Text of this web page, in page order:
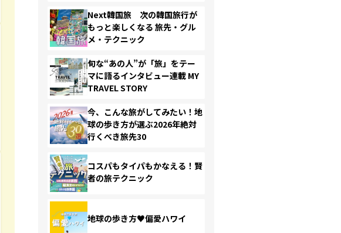
Next韓国旅 次の韓国旅行が
もっと楽しくなる 旅先・グル
メ・テクニック
旬な“あの人”が「旅」をテー
マに語るインタビュー連載 MY
TRAVEL STORY
今、こんな旅がしてみたい！地
球の歩き方が選ぶ2026年絶対
行くべき旅先30
コスパもタイパもかなえる！賢
者の旅テクニック
地球の歩き方♥偏愛ハワイ